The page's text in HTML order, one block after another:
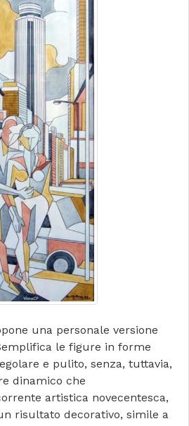
una personale versione
le figure in forme
e pulito, senza, tuttavia,
dinamico che
artistica novecentesca,
risultato decorativo, simile a